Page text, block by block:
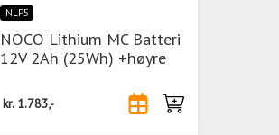
NLP5
NOCO Lithium MC Batteri
12V 2Ah (25Wh) +høyre
kr. 1.783,-